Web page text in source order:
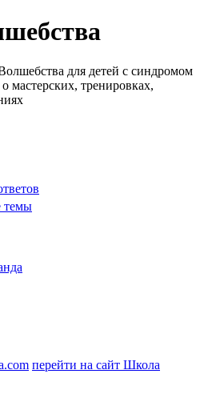
для детей с синдромом
мастерских, тренировках,
темы
перейти на сайт Школа